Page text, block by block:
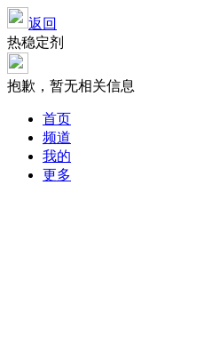
返回
热稳定剂
抱歉，暂无相关信息
首页
频道
我的
更多